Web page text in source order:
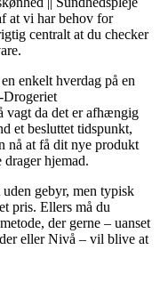
at vi har behov for
centralt at du checker
enkelt hverdag på en
Drogeriet
vagt da det er afhængig
et besluttet tidspunkt,
nå at få dit nye produkt
drager hjemad.
gebyr, men typisk
pris. Ellers må du
der gerne – uanset
eller Nivå – vil blive at